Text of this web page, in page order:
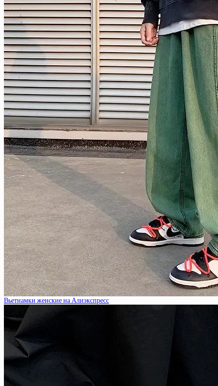
Вьетнамки женские на Алиэкспресс